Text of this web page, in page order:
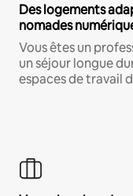
Des logements
nomades
Vous êtes un
un séjour longue
espaces de travail